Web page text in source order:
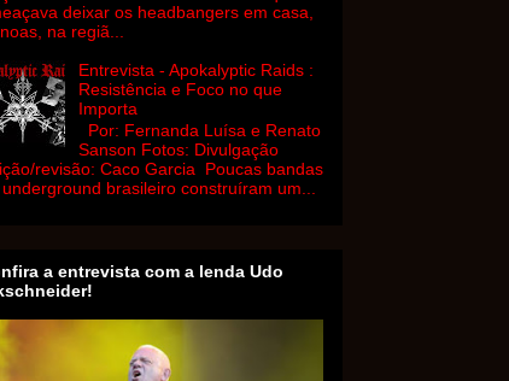
deixar os headbangers em casa,
na regiã...
Entrevista - Apokalyptic Raids :
Resistência e Foco no que
Importa
Por: Fernanda Luísa e Renato
Sanson Fotos: Divulgação
revisão: Caco Garcia Poucas bandas
brasileiro construíram um...
a entrevista com a lenda Udo